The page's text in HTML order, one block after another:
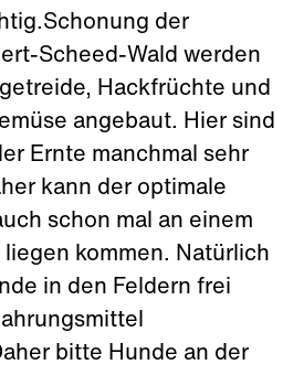
der
Scheed-Wald werden
Hackfrüchte und
angebaut. Hier sind
Ernte manchmal sehr
kann der optimale
schon mal an einem
kommen. Natürlich
in den Feldern frei
bitte Hunde an der